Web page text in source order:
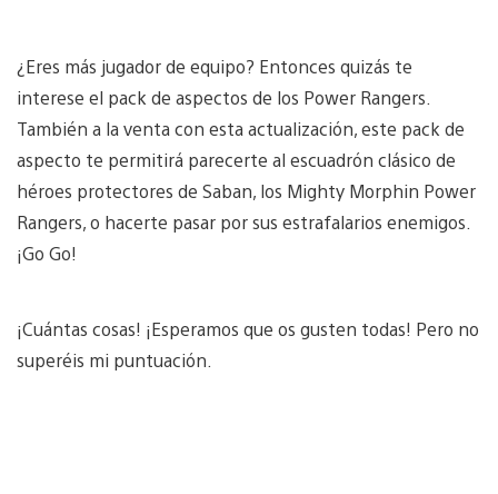
¿Eres más jugador de equipo? Entonces quizás te
interese el pack de aspectos de los Power Rangers.
También a la venta con esta actualización, este pack de
aspecto te permitirá parecerte al escuadrón clásico de
héroes protectores de Saban, los Mighty Morphin Power
Rangers, o hacerte pasar por sus estrafalarios enemigos.
¡Go Go!
¡Cuántas cosas! ¡Esperamos que os gusten todas! Pero no
superéis mi puntuación.